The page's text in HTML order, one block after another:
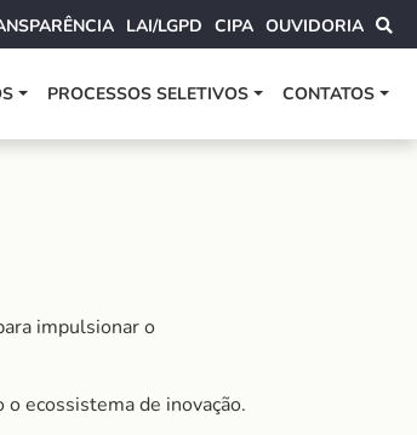
LAI/LGPD CIPA OUVIDORIA
PROCESSOS SELETIVOS CONTATOS
impulsionar o
ecossistema de inovação.